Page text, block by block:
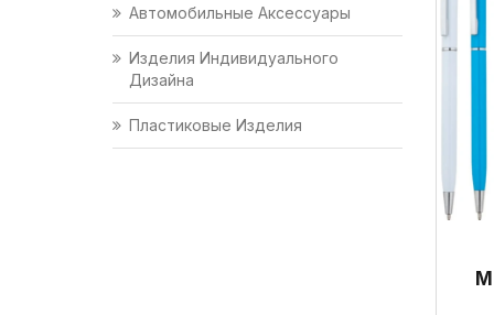
Автомобильные Аксессуары
Изделия Индивидуального
Дизайна
Пластиковые Изделия